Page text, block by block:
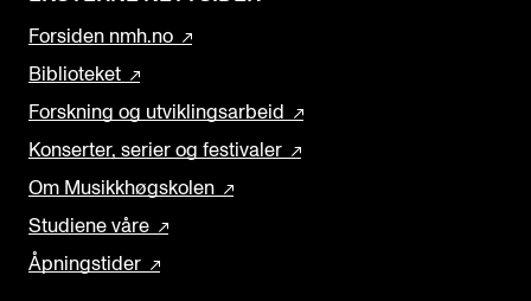
Forsiden nmh.no
Biblioteket
Forskning og utviklingsarbeid
Konserter, serier og festivaler
Om Musikkhøgskolen
Studiene våre
Åpningstider